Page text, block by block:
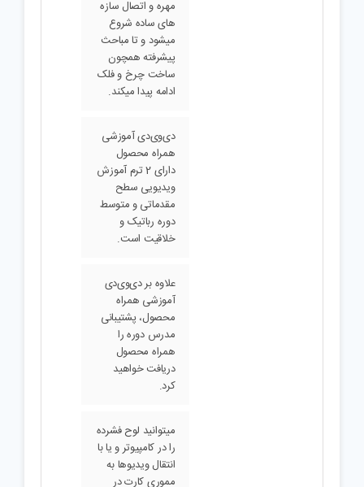
فیلم های آموزشی
از آشنایی با پیچ و
مهره و اتصال سازه
های ساده شروع
میشود و تا مباحث
پیشرفته همچون
ادامه پیدا میکند.
دی‌وی‌دی آموزشی
همراه محصول
دارای 2 ترم آموزش
ویدیویی سطح
مقدماتی و متوسط
خلاقیت است.
علاوه بر دی‌وی‌دی
آموزشی همراه
محصول، پشتیبانی
مدرس دوره را
همراه محصول
کرد.
میتوانید لوح فشرده